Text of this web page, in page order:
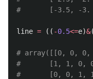
line = (( -0.5<=e)&(
# array([[0, 0, 0,
#       [1, 1, 0,
#       [0, 0, 1,